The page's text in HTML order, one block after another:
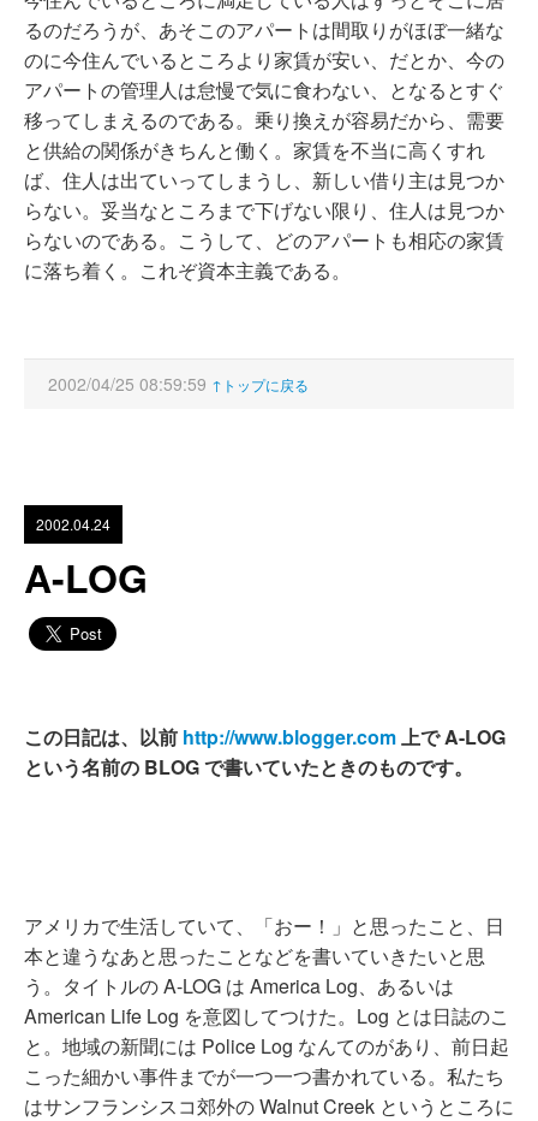
るのだろうが、あそこのアパートは間取りがほぼ一緒な
のに今住んでいるところより家賃が安い、だとか、今の
アパートの管理人は怠慢で気に食わない、となるとすぐ
移ってしまえるのである。乗り換えが容易だから、需要
と供給の関係がきちんと働く。家賃を不当に高くすれ
ば、住人は出ていってしまうし、新しい借り主は見つか
らない。妥当なところまで下げない限り、住人は見つか
らないのである。こうして、どのアパートも相応の家賃
に落ち着く。これぞ資本主義である。
2002/04/25 08:59:59 ↑トップに戻る
2002.04.24
A-LOG
この日記は、以前 http://www.blogger.com上で A-LOG
という名前の BLOG で書いていたときのものです。
アメリカで生活していて、「おー！」と思ったこと、日
本と違うなあと思ったことなどを書いていきたいと思
う。タイトルの A-LOG は America Log、あるいは
American Life Log を意図してつけた。Log とは日誌のこ
と。地域の新聞には Police Log なんてのがあり、前日起
こった細かい事件までが一つ一つ書かれている。私たち
はサンフランシスコ郊外の Walnut Creek というところに